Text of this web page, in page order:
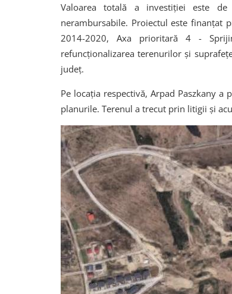
Valoarea totală a investiției este
nerambursabile. Proiectul este finanțat
2014-2020, Axa prioritară 4 -
refuncționalizarea terenurilor și
județ.
Pe locația respectivă, Arpad Paszkany
planurile. Terenul a trecut prin litigii și